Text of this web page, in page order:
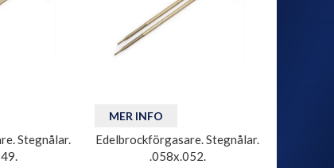
Stegnålar.
MER INFO
Edelbrockförgasare. Stegnålar.
.058x.052.